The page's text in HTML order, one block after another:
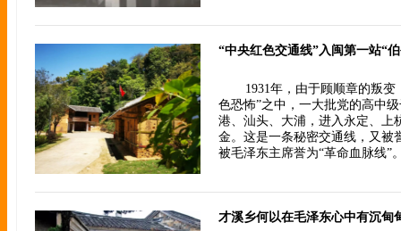
“中央红色交通线”入闽第一站“
1931年，由于顾顺章的叛
色恐怖”之中，一大批党的高中
港、汕头、大浦，进入永定、上
金。这是一条秘密交通线，又被
被毛泽东主席誉为“革命血脉线”
才溪乡何以在毛泽东心中有沉甸